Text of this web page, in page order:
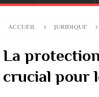
ACCUEIL JURIDIQUE
La
crucial pour